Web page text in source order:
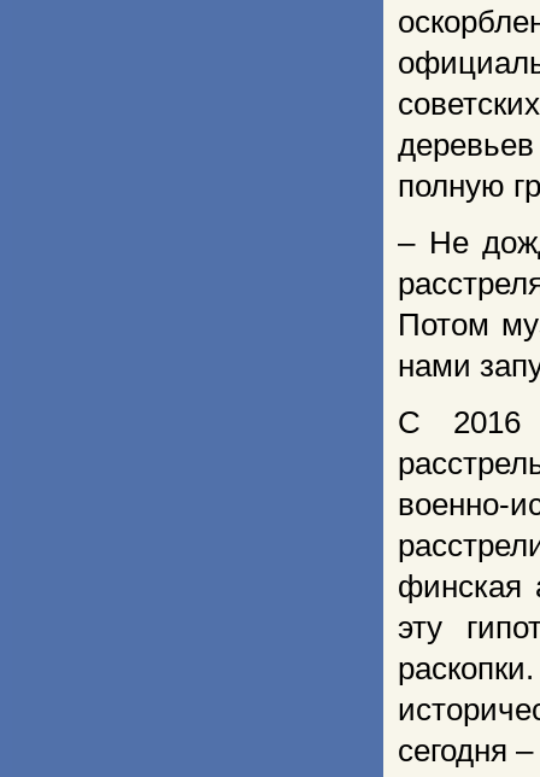
полную
– Не
Потом
нами
С 2016
военно-
финская
эту
сегодня